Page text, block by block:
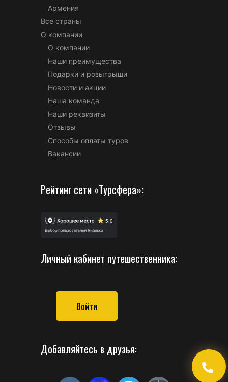
Армения
Все страны
О компании
О компании
Наши преимущества
Подарки и розыгрыши
Новости и акции
Наша команда
Наши реквизиты
Отзывы
Способы оплаты туров
Вакансии
Рейтинг сети «Турсфера»:
Личный кабинет путешественника:
Войти
Добавляйтесь в друзья: